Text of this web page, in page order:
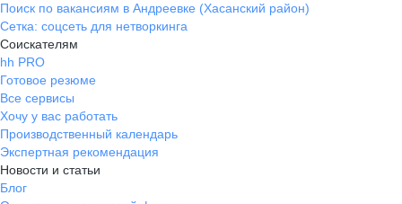
Поиск по вакансиям в Андреевке (Хасанский район)
Сетка: соцсеть для нетворкинга
Соискателям
hh PRO
Готовое резюме
Все сервисы
Хочу у вас работать
Производственный календарь
Экспертная рекомендация
Новости и статьи
Блог